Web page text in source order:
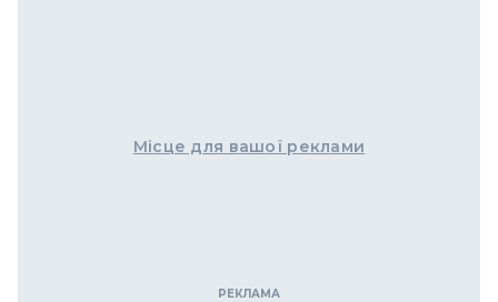
Місце для вашої реклами